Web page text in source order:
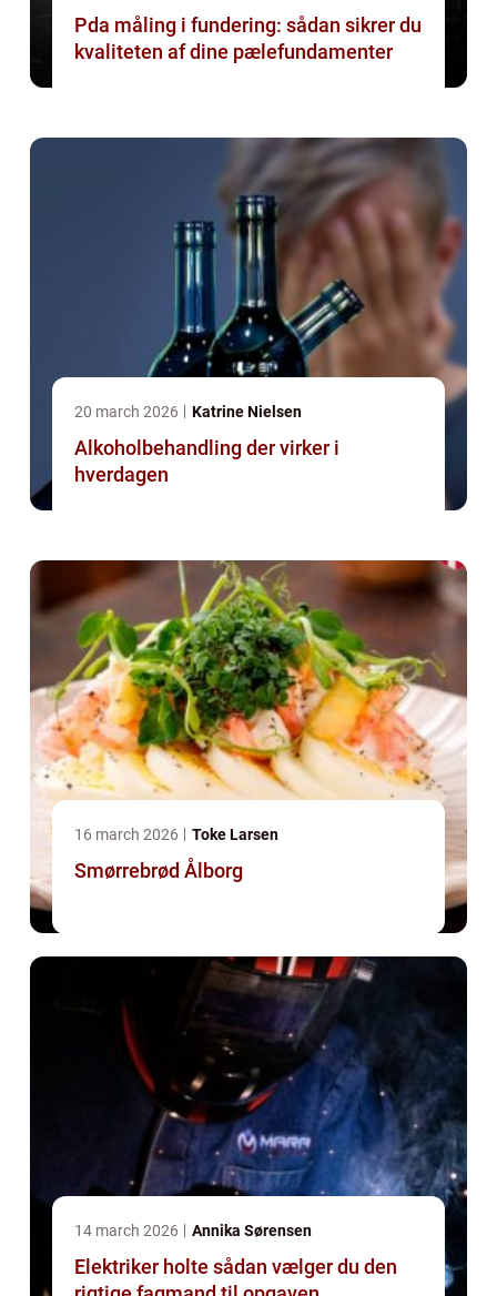
Pda måling i fundering: sådan sikrer du
kvaliteten af dine pælefundamenter
20 march 2026 Katrine Nielsen
Alkoholbehandling der virker i
hverdagen
16 march 2026 Toke Larsen
Smørrebrød Ålborg
14 march 2026 Annika Sørensen
Elektriker holte sådan vælger du den